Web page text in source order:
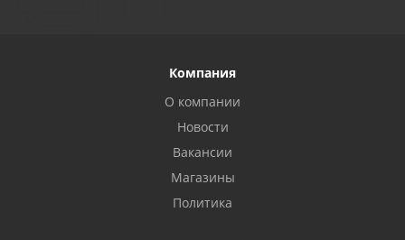
Компания
О компании
Новости
Вакансии
Магазины
Политика